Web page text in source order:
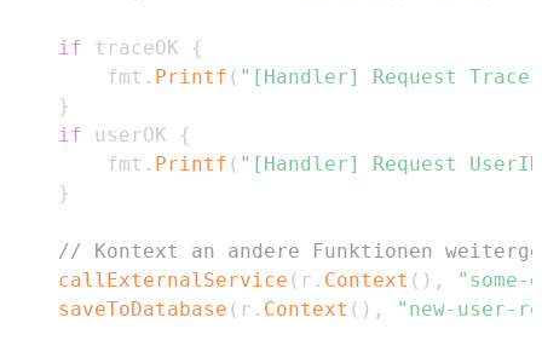
if traceOK
{
		fmt
. Printf ( "[Handler] Request
}
if userOK
{
		fmt
. Printf ( "[Handler] Request
}
// Kontext an andere Funktionen
callExternalService ( r . Context ( ) ,
"some-
saveToDatabase ( r . Context ( ) , "new-user-